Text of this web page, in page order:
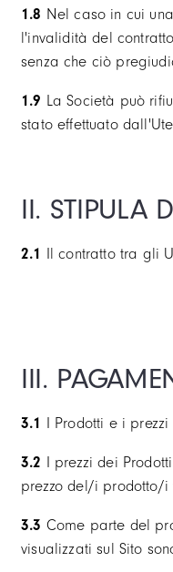
1.8 Nel caso in cui
l'invalidità del
senza che ciò
1.9 La Società può
stato effettuato
II. STIPULA
2.1 Il contratto tra gli
III.
3.1 I Prodotti e i
3.2 I prezzi dei
prezzo del/i prodotto/i
3.3 Come parte del
visualizzati sul Sito